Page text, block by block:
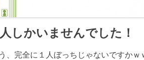
しかいませんでした！
、完全に１人ぼっちじゃないですかｗ